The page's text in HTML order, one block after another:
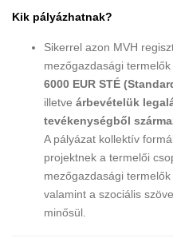
Kik pályázhatnak?
Sikerrel azon MVH
mezőgazdasági
6000 EUR STÉ
illetve árbevételük
tevékenységből
A pályázat kollektív
projektnek a termelői
mezőgazdasági
valamint a szociális
minősül.